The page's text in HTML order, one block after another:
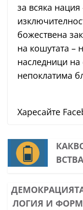
за всяка
божествена
на кошутата –
наследници на
непоклатима
Харесайте
ЛОГИЯ И